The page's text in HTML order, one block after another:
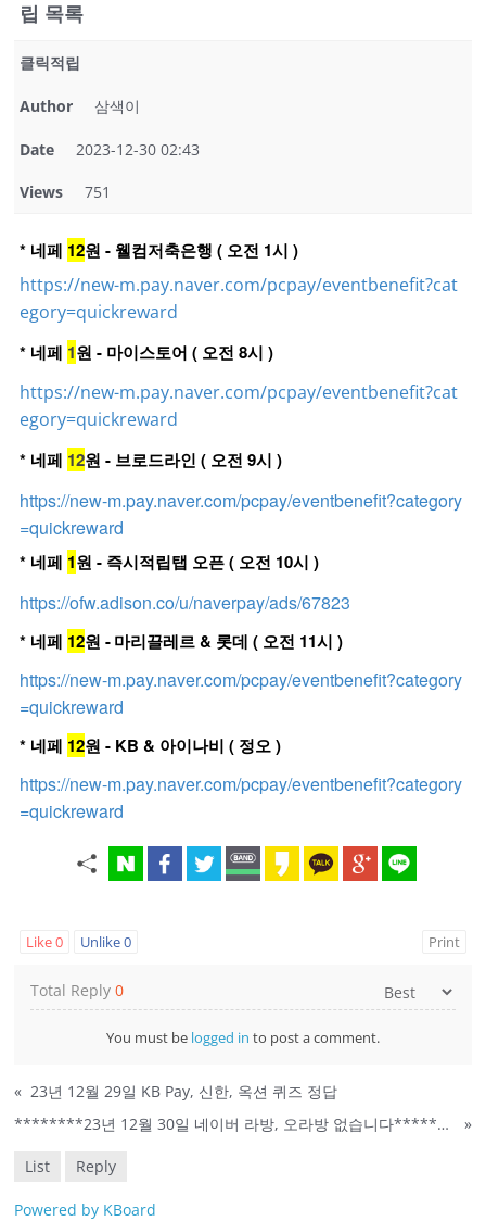
립 목록
클릭적립
Author 삼색이
Date 2023-12-30 02:43
Views 751
* 네페 12원 - 웰컴저축은행 ( 오전 1시 )
https://new-m.pay.naver.com/pcpay/eventbenefit?cat
egory=quickreward
* 네페 1원 - 마이스토어 ( 오전 8시 )
https://new-m.pay.naver.com/pcpay/eventbenefit?cat
egory=quickreward
* 네페 12원 - 브로드라인 ( 오전 9시 )
https://new-m.pay.naver.com/pcpay/eventbenefit?category
=quickreward
* 네페 1원 - 즉시적립탭 오픈 ( 오전 10시 )
https://ofw.adison.co/u/naverpay/ads/67823
* 네페 12원 -마리끌레르 & 롯데 ( 오전 11시 )
https://new-m.pay.naver.com/pcpay/eventbenefit?category
=quickreward
* 네페 12원 - KB & 아이나비 ( 정오 )
https://new-m.pay.naver.com/pcpay/eventbenefit?category
=quickreward
Like0 Unlike0 Print
Total Reply0
You must be logged in to post a comment.
« 23년 12월 29일 KB Pay, 신한, 옥션 퀴즈 정답
********23년 12월 30일 네이버 라방, 오라방 없습니다********
»
List Reply
Powered by KBoard